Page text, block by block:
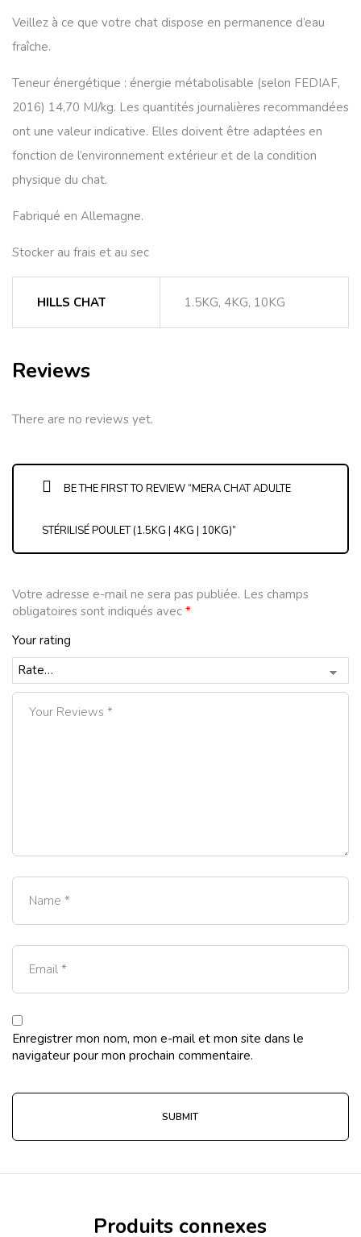
Veillez à ce que votre chat dispose en permanence d’eau
fraîche.
Teneur énergétique : énergie métabolisable (selon FEDIAF,
2016) 14,70 MJ/kg. Les quantités journalières recommandées
ont une valeur indicative. Elles doivent être adaptées en
fonction de l’environnement extérieur et de la condition
physique du chat.
Fabriqué en Allemagne.
Stocker au frais et au sec
HILLS CHAT 1.5KG, 4KG, 10KG
Reviews
There are no reviews yet.
BE THE FIRST TO REVIEW “MERA CHAT ADULTE
STÉRILISÉ POULET (1.5KG | 4KG | 10KG)”
Votre adresse e-mail ne sera pas publiée. Les champs
obligatoires sont indiqués avec *
Your rating
Enregistrer mon nom, mon e-mail et mon site dans le
navigateur pour mon prochain commentaire.
Produits connexes